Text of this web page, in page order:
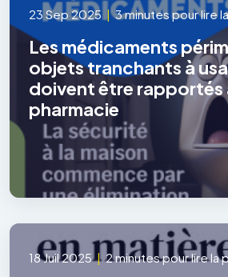
23 Sep 2025 |3 minutes pour lire
Les médicaments
objets tranchants à
doivent être rapportés
pharmacie
18 Juil 2025|2 minutes pour lire la